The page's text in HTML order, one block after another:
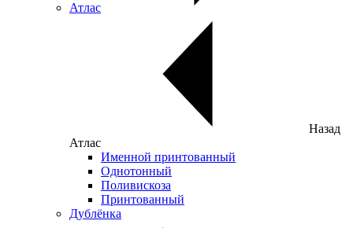
Атлас
Назад
Атлас
Именной принтованный
Однотонный
Поливискоза
Принтованный
Дублёнка